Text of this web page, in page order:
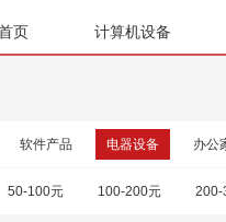
页 计算机设备
软件产品 电器设备 办公
50-100元 100-200元 200-